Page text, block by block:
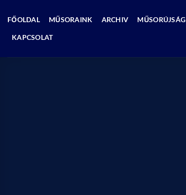
FŐOLDAL MŰSORAINK ARCHIV MŰSORÚJSÁG
KAPCSOLAT